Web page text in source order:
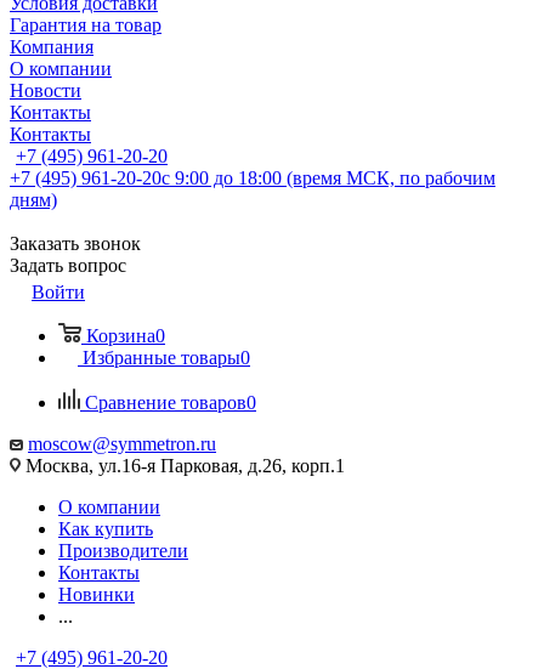
Гарантия на товар
Компания
О компании
Новости
Контакты
Контакты
+7 (495) 961-20-20
+7 (495) 961-20-20с 9:00 до 18:00 (время МСК, по рабочим
дням)
Заказать звонок
Задать вопрос
Войти
Корзина0
Избранные товары0
Сравнение товаров0
moscow@symmetron.ru
Москва, ул.16-я Парковая, д.26, корп.1
О компании
Как купить
Производители
Контакты
Новинки
...
+7 (495) 961-20-20